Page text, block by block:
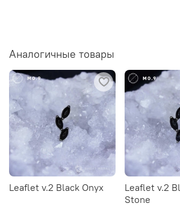
Аналогичные товары
Leaflet v.2 Black Onyx
Leaflet v.2
Stone